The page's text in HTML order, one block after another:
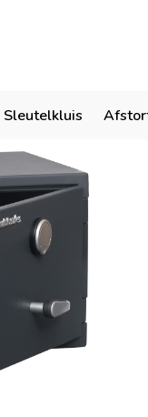
Sleutelkluis